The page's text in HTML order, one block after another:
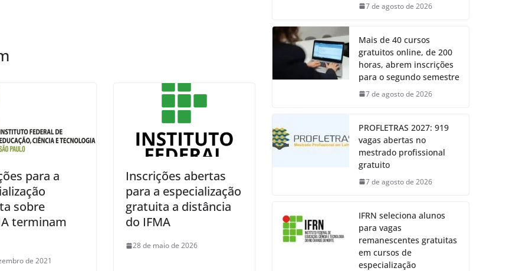
para a
sobre
terminam
de 2021
Inscrições abertas
para a especialização
gratuita a distância
do IFMA
28 de maio de 2026
7 de agosto de 2026
Mais de 40 cursos
gratuitos online, de 200
horas, abrem inscrições
para o segundo semestre
7 de agosto de 2026
PROFLETRAS 2027: 919
vagas abertas no
mestrado profissional
gratuito
7 de agosto de 2026
IFRN seleciona alunos
para vagas
remanescentes gratuitas
em cursos de
especialização